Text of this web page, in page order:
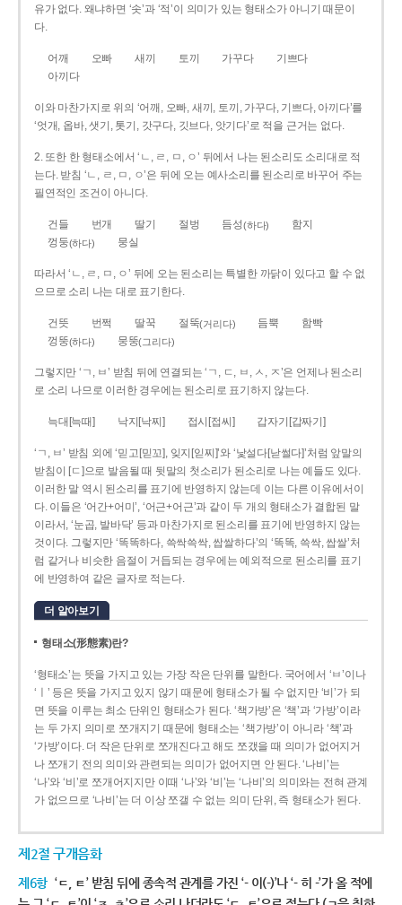
유가 없다. 왜냐하면 ‘솟’과 ‘적’이 의미가 있는 형태소가 아니기 때문이
다.
어깨 오빠 새끼 토끼 가꾸다
기쁘다
아끼다
이와 마찬가지로 위의 ‘어깨, 오빠, 새끼, 토끼, 가꾸다, 기쁘다, 아끼다’를
‘엇개, 옵바, 샛기, 톳기, 갓구다, 깃브다, 앗기다’로 적을 근거는 없다.
2. 또한 한 형태소에서 ‘ㄴ, ㄹ, ㅁ, ㅇ’ 뒤에서 나는 된소리도 소리대로 적
는다. 받침 ‘ㄴ, ㄹ, ㅁ, ㅇ’은 뒤에 오는 예사소리를 된소리로 바꾸어 주는
필연적인 조건이 아니다.
건들 번개 딸기 절벙 듬성(하다)
함지
껑둥(하다) 뭉실
따라서 ‘ㄴ, ㄹ, ㅁ, ㅇ’ 뒤에 오는 된소리는 특별한 까닭이 있다고 할 수 없
으므로 소리 나는 대로 표기한다.
건뜻 번쩍 딸꾹 절뚝(거리다) 듬뿍
함빡
껑뚱(하다) 뭉뚱(그리다)
그렇지만 ‘ㄱ, ㅂ’ 받침 뒤에 연결되는 ‘ㄱ, ㄷ, ㅂ, ㅅ, ㅈ’은 언제나 된소리
로 소리 나므로 이러한 경우에는 된소리로 표기하지 않는다.
늑대[늑때] 낙지[낙찌] 접시[접씨] 갑자기[갑짜기]
‘ㄱ, ㅂ’ 받침 외에 ‘믿고[믿꼬], 잊지[읻찌]’와 ‘낯설다[낟썰다]’처럼 앞말의
받침이 [ㄷ]으로 발음될 때 뒷말의 첫소리가 된소리로 나는 예들도 있다.
이러한 말 역시 된소리를 표기에 반영하지 않는데 이는 다른 이유에서이
다. 이들은 ‘어간+어미’, ‘어근+어근’과 같이 두 개의 형태소가 결합된 말
이라서, ‘눈곱, 발바닥’ 등과 마찬가지로 된소리를 표기에 반영하지 않는
것이다. 그렇지만 ‘똑똑하다, 쓱싹쓱싹, 쌉쌀하다’의 ‘똑똑, 쓱싹, 쌉쌀’처
럼 같거나 비슷한 음절이 거듭되는 경우에는 예외적으로 된소리를 표기
에 반영하여 같은 글자로 적는다.
더 알아보기
형태소(形態素)란?
‘형태소’는 뜻을 가지고 있는 가장 작은 단위를 말한다. 국어에서 ‘ㅂ’이나
‘ㅣ’ 등은 뜻을 가지고 있지 않기 때문에 형태소가 될 수 없지만 ‘비’가 되
면 뜻을 이루는 최소 단위인 형태소가 된다. ‘책가방’은 ‘책’과 ‘가방’이라
는 두 가지 의미로 쪼개지기 때문에 형태소는 ‘책가방’이 아니라 ‘책’과
‘가방’이다. 더 작은 단위로 쪼개진다고 해도 쪼갰을 때 의미가 없어지거
나 쪼개기 전의 의미와 관련되는 의미가 없어지면 안 된다. ‘나비’는
‘나’와 ‘비’로 쪼개어지지만 이때 ‘나’와 ‘비’는 ‘나비’의 의미와는 전혀 관계
가 없으므로 ‘나비’는 더 이상 쪼갤 수 없는 의미 단위, 즉 형태소가 된다.
제2절 구개음화
제6항 ‘ㄷ, ㅌ’ 받침 뒤에 종속적 관계를 가진 ‘- 이(-)’나 ‘- 히 -’가 올 적에